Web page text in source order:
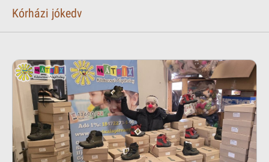
Kórházi jókedv